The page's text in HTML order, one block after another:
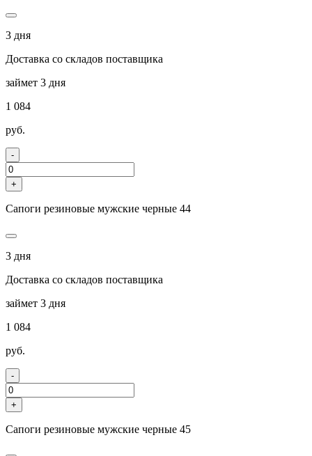
3 дня
Доставка со складов поставщика
займет 3 дня
1 084
руб.
-
+
Сапоги резиновые мужские черные 44
3 дня
Доставка со складов поставщика
займет 3 дня
1 084
руб.
-
+
Сапоги резиновые мужские черные 45